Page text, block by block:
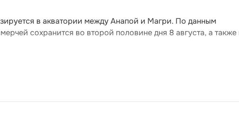
в акватории между Анапой и Магри. По данным
сохранится во второй половине дня 8 августа, а также